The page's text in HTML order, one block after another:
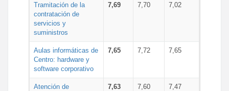
Tramitación de la
contratación de
servicios y
suministros
7,69 7,70 7,02
Aulas informáticas de
Centro: hardware y
software corporativo
7,65 7,72 7,65
Atención de
7,63 7,60 7,47